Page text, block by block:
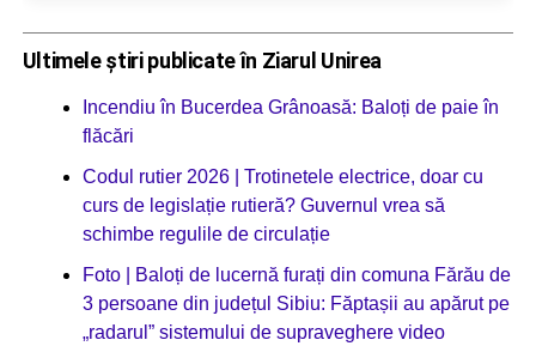
Ultimele știri publicate în Ziarul Unirea
Incendiu în Bucerdea Grânoasă: Baloți de paie în
flăcări
Codul rutier 2026 | Trotinetele electrice, doar cu
curs de legislație rutieră? Guvernul vrea să
schimbe regulile de circulație
Foto | Baloți de lucernă furați din comuna Fărău de
3 persoane din județul Sibiu: Făptașii au apărut pe
„radarul” sistemului de supraveghere video